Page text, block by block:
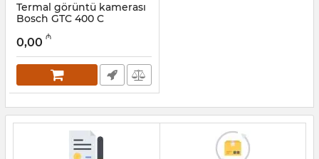
Termal görüntü kamerası
Bosch GTC 400 C
Artikul:
0,00 ₼